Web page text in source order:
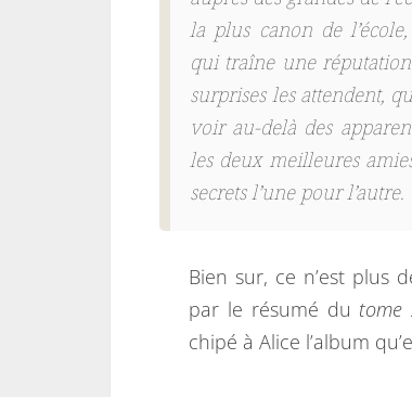
la plus canon de
qui traîne une
surprises les attendent,
voir au-delà des
les deux meilleures
secrets l’une pour l’autre.
Bien sur, ce n’est plus
par le résumé du tome
chipé à Alice l’album